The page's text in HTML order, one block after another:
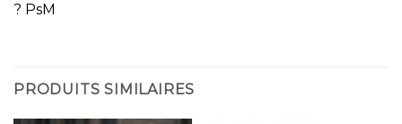
? PsM
PRODUITS SIMILAIRES